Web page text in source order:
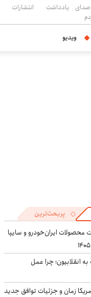
صدای
یادداشت انتشارات
ویدیو
پربحث‌ترین
ایران‌خودرو و سایپا
انقلابیون؛ چرا عمل
زمان و جزئیات توافق جدید